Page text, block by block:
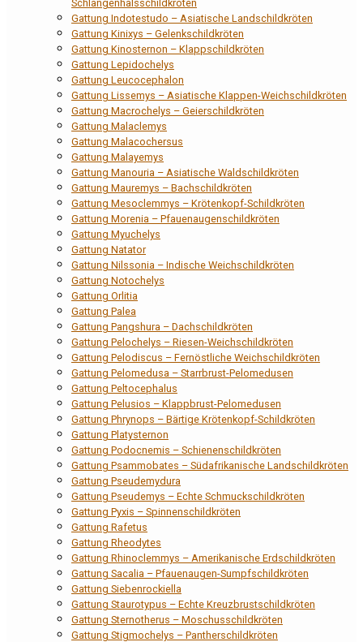
Schlangenhalsschildkröten
Gattung Indotestudo – Asiatische Landschildkröten
Gattung Kinixys – Gelenkschildkröten
Gattung Kinosternon – Klappschildkröten
Gattung Lepidochelys
Gattung Leucocephalon
Gattung Lissemys – Asiatische Klappen-Weichschildkröten
Gattung Macrochelys – Geierschildkröten
Gattung Malaclemys
Gattung Malacochersus
Gattung Malayemys
Gattung Manouria – Asiatische Waldschildkröten
Gattung Mauremys – Bachschildkröten
Gattung Mesoclemmys – Krötenkopf-Schildkröten
Gattung Morenia – Pfauenaugenschildkröten
Gattung Myuchelys
Gattung Natator
Gattung Nilssonia – Indische Weichschildkröten
Gattung Notochelys
Gattung Orlitia
Gattung Palea
Gattung Pangshura – Dachschildkröten
Gattung Pelochelys – Riesen-Weichschildkröten
Gattung Pelodiscus – Fernöstliche Weichschildkröten
Gattung Pelomedusa – Starrbrust-Pelomedusen
Gattung Peltocephalus
Gattung Pelusios – Klappbrust-Pelomedusen
Gattung Phrynops – Bärtige Krötenkopf-Schildkröten
Gattung Platysternon
Gattung Podocnemis – Schienenschildkröten
Gattung Psammobates – Südafrikanische Landschildkröten
Gattung Pseudemydura
Gattung Pseudemys – Echte Schmuckschildkröten
Gattung Pyxis – Spinnenschildkröten
Gattung Rafetus
Gattung Rheodytes
Gattung Rhinoclemmys – Amerikanische Erdschildkröten
Gattung Sacalia – Pfauenaugen-Sumpfschildkröten
Gattung Siebenrockiella
Gattung Staurotypus – Echte Kreuzbrustschildkröten
Gattung Sternotherus – Moschusschildkröten
Gattung Stigmochelys – Pantherschildkröten